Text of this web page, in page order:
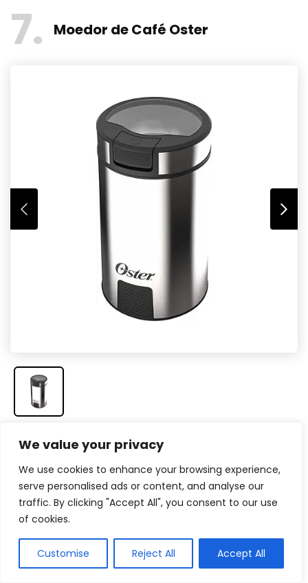
We value your privacy
We use cookies to enhance your browsing experience,
serve personalised ads or content, and analyse our
traffic. By clicking "Accept All", you consent to our use
of cookies.
Customise Reject All Accept All
7 Moedor de Café Oster
Veja na Amazon
Compacto e eficiente
O moedor da marca Oster também possui tamanho
reduzido, mas é um produto movido por um motor
de 150 watts. Ele ainda consegue moer 50 gramas
para fazer cerca de 5 porções de café. As lâminas